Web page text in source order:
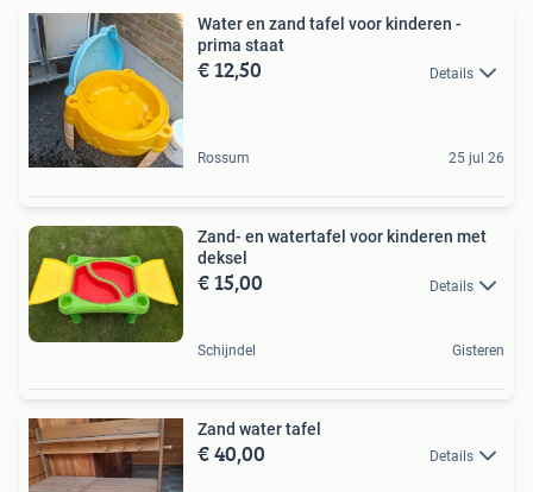
Water en zand tafel voor kinderen -
prima staat
€ 12,50 Details
Rossum 25 jul 26
Zand- en watertafel voor kinderen met
deksel
€ 15,00 Details
Schijndel Gisteren
Zand water tafel
€ 40,00 Details